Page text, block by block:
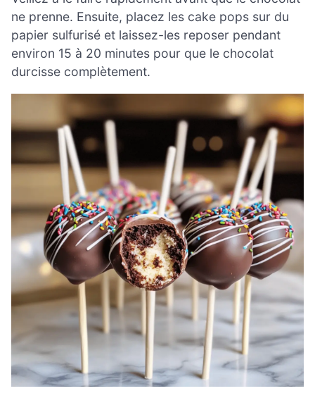
ne prenne. Ensuite, placez les cake pops sur du
papier sulfurisé et laissez-les reposer pendant
environ 15 à 20 minutes pour que le chocolat
durcisse complètement.